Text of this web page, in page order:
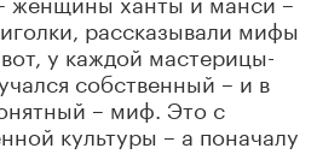
рассказывали мифы
у каждой мастерицы-
собственный – и в
– миф. Это с
культуры – а поначалу